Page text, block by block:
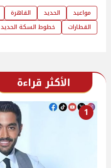
مواعيد الحديد القاهرة
القطارات
خطوط السكة الحديد
الأكثر قراءة
1